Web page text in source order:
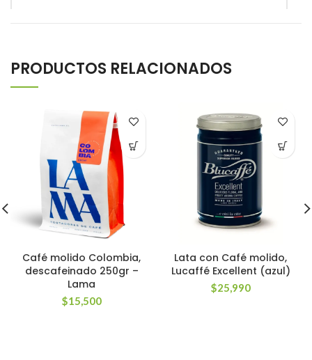
Guarda mi nombre, correo electrónico y web en este
navegador para la próxima vez que comente.
PRODUCTOS RELACIONADOS
Café molido Colombia,
descafeinado 250gr –
Lama
$15,500
Lata con Café molido,
Lucaffé Excellent (azul)
$25,990